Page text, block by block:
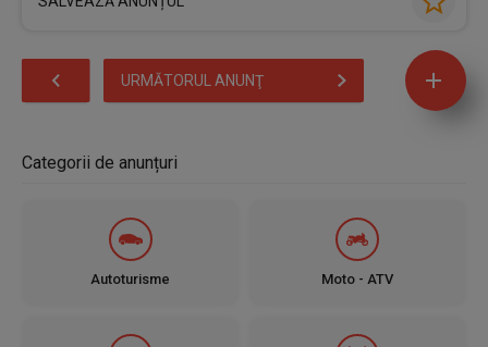
URMĂTORUL ANUNŢ
Categorii de anunțuri
Autoturisme Moto - ATV